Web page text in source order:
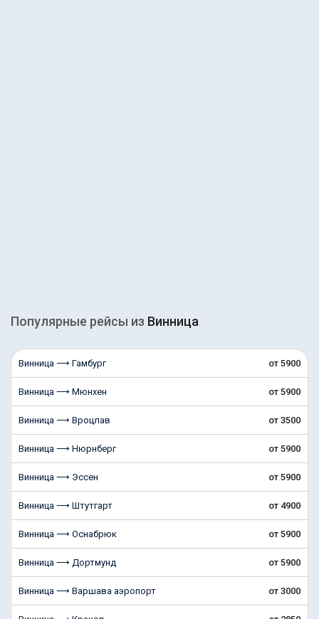
Популярные рейсы из Винница
Винница ⟶ Гамбург от 5900
Винница ⟶ Мюнхен от 5900
Винница ⟶ Вроцлав от 3500
Винница ⟶ Нюрнберг от 5900
Винница ⟶ Эссен от 5900
Винница ⟶ Штутгарт от 4900
Винница ⟶ Оснабрюк от 5900
Винница ⟶ Дортмунд от 5900
Винница ⟶ Варшава аэропорт от 3000